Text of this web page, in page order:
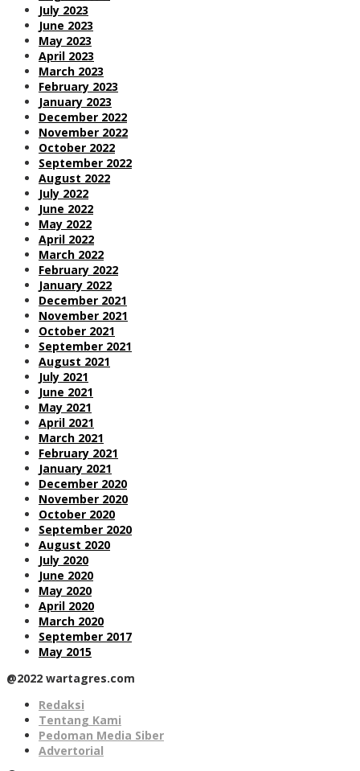
July 2023
June 2023
May 2023
April 2023
March 2023
February 2023
January 2023
December 2022
November 2022
October 2022
September 2022
August 2022
July 2022
June 2022
May 2022
April 2022
March 2022
February 2022
January 2022
December 2021
November 2021
October 2021
September 2021
August 2021
July 2021
June 2021
May 2021
April 2021
March 2021
February 2021
January 2021
December 2020
November 2020
October 2020
September 2020
August 2020
July 2020
June 2020
May 2020
April 2020
March 2020
September 2017
May 2015
@2022 wartagres.com
Redaksi
Tentang Kami
Pedoman Media Siber
Advertorial